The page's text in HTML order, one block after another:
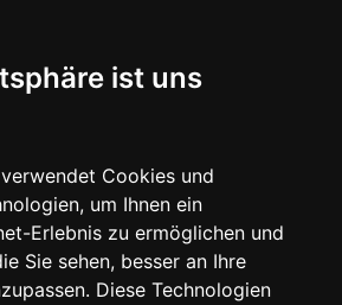
ist uns
Cookies und
um Ihnen ein
Erlebnis zu ermöglichen und
Sie sehen, besser an Ihre
Diese Technologien